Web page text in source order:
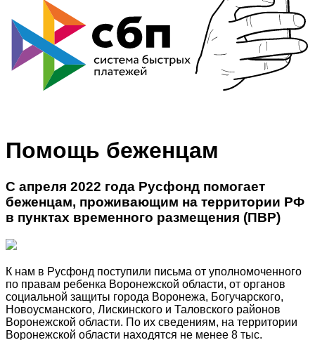
Помощь беженцам
С апреля 2022 года Русфонд помогает
беженцам, проживающим на территории РФ
в пунктах временного размещения (ПВР)
К нам в Русфонд поступили письма от уполномоченного
по правам ребенка Воронежской области, от органов
социальной защиты города Воронежа, Богучарского,
Новоусманского, Лискинского и Таловского районов
Воронежской области. По их сведениям, на территории
Воронежской области находятся не менее 8 тыс.